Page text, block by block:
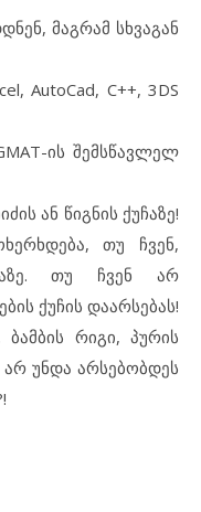
მაგრამ სხვაგან
AutoCad, C++, 3DS
ის შემსწავლელ
ან წიგნის ქუჩაზე!
თუ ჩვენ,
თუ ჩვენ არ
ქუჩის დაარსებას!
რიგი, პურის
უნდა არსებობდეს